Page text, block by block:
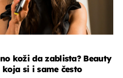
koži da zablista? Beauty
si i same često